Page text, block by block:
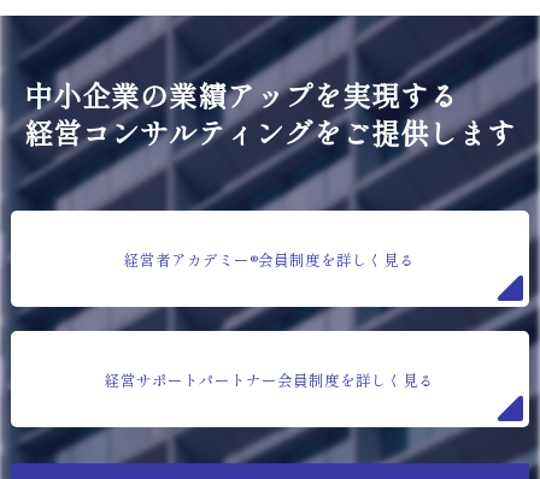
中小企業の業績アップを実現する
経営コンサルティングをご提供します
経営者アカデミー®会員制度を詳しく見る
経営サポートパートナー会員制度を詳しく見る